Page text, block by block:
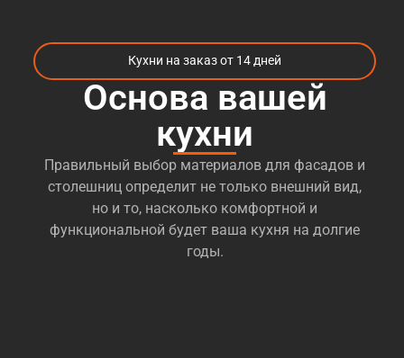
Кухни на заказ от 14 дней
Основа вашей
кухни
Правильный выбор материалов для фасадов и
столешниц определит не только внешний вид,
но и то, насколько комфортной и
функциональной будет ваша кухня на долгие
годы.